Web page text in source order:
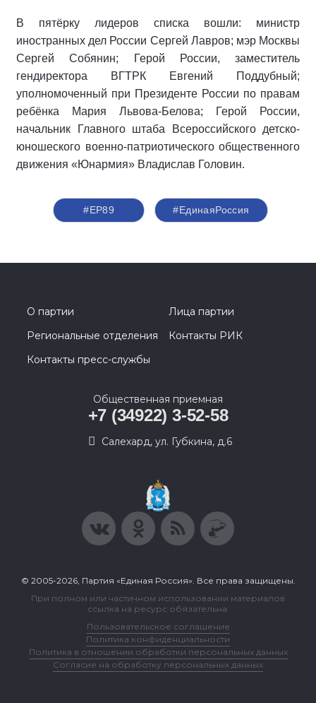
В пятёрку лидеров списка вошли: министр
иностранных дел России Сергей Лавров; мэр Москвы
Сергей Собянин; Герой России, заместитель
гендиректора ВГТРК Евгений Поддубный;
уполномоченный при Президенте России по правам
ребёнка Мария Львова-Белова; Герой России,
начальник Главного штаба Всероссийского детско-
юношеского военно-патриотического общественного
движения «Юнармия» Владислав Головин.
#ЕР89 #‎ЕдинаяРоссия
О партии
Лица партии
Региональные отделения
Контакты РИК
Контакты пресс-службы
Общественная приемная
+7 (34922) 3-52-58
Салехард, ул. Губкина, д.6
© 2005-2026, Партия «Единая Россия». Все права защищены.
При полном или частичном использовании материалов
ссылка на ресурс обязательна.
Пользовательское соглашение
Политика конфиденциальности
Политика в отношении обработки персональных данных
Согласие на обработку персональных данных